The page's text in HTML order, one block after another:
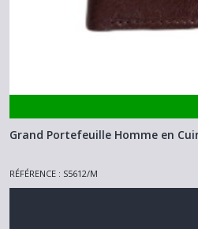
Grand Portefeuille Homme en
RÉFÉRENCE : S5612/M